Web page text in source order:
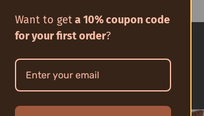
Want to geta 10% coupon code
for your first order?